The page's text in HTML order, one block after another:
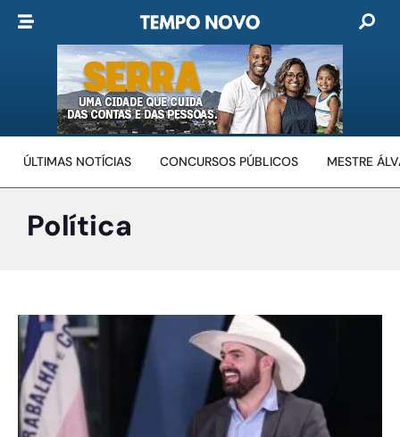
ÚLTIMAS NOTÍCIAS CONCURSOS PÚBLICOS MESTRE
Política